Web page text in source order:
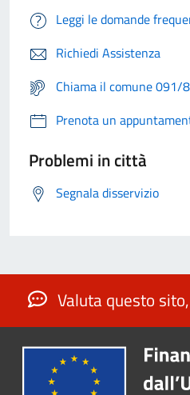
Leggi le domande
Richiedi Assistenza
Chiama il comune 091/
Prenota un
Problemi in città
Segnala disservizio
Valuta questo